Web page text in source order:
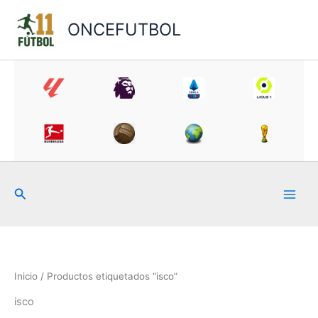
contenido
ONCEFUTBOL
Buscar
Inicio / Productos etiquetados “isco”
isco